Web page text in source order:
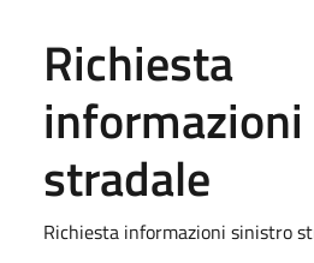
Richiesta
stradale
Richiesta informazioni sinistro